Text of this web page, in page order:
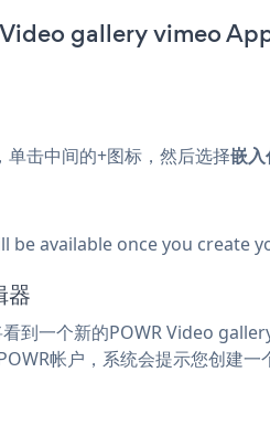
gallery vimeo
击中间的+图标，然后选择嵌
be available once you create
器
到一个新的POWR Video
帐户，系统会提示您创建一